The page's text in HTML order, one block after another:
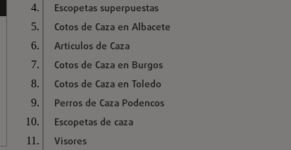
Escopetas superpuestas
Cotos de Caza en Albacete
Articulos de Caza
Cotos de Caza en Burgos
Cotos de Caza en Toledo
Perros de Caza Podencos
Escopetas de caza
Visores